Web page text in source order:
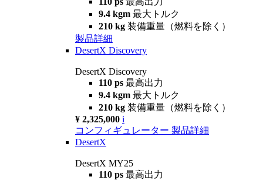
9.4 kgm 最大トルク
210 kg 装備重量（燃料を除く）
製品詳細
DesertX Discovery
DesertX Discovery
110 ps 最高出力
9.4 kgm 最大トルク
210 kg 装備重量（燃料を除く）
¥ 2,325,000 i
コンフィギュレーター 製品詳細
DesertX
DesertX MY25
110 ps 最高出力